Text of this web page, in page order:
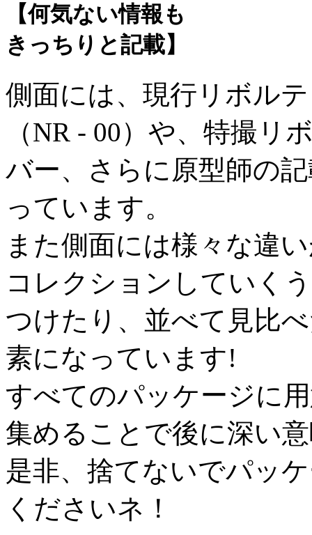
【何気ない情報も
きっちりと記載】
側面には、現行リボル
（NR - 00）や、特撮
バー、さらに原型師の
っています。
また側面には様々な違
コレクションしていく
つけたり、並べて見比
素になっています!
すべてのパッケージに
集めることで後に深い
是非、捨てないでパッ
くださいネ！